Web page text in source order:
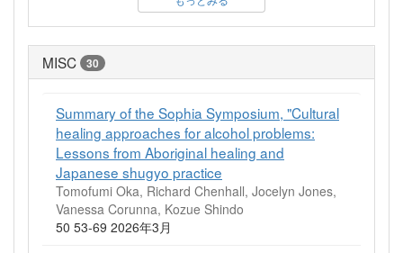
MISC 30
Summary of the Sophia Symposium, "Cultural
healing approaches for alcohol problems:
Lessons from Aboriginal healing and
Japanese shugyo practice
Tomofumi Oka, Richard Chenhall, Jocelyn Jones,
Vanessa Corunna, Kozue Shindo
50 53-69 2026年3月